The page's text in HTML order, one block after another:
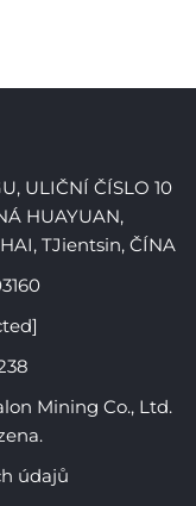
ULIČNÍ ČÍSLO 10
HUAYUAN,
TJientsin, ČÍNA
Mining Co., Ltd.
údajů